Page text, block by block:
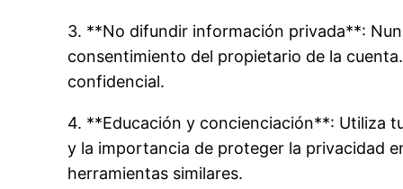
3. **No difundir información privada**:
consentimiento del propietario de la
confidencial.
4. **Educación y concienciación**: Utiliza
y la importancia de proteger la privacidad
herramientas similares.